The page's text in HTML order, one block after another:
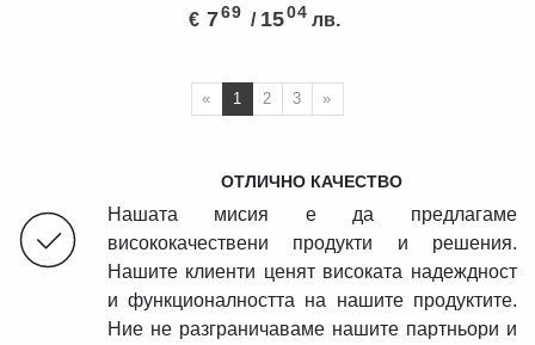
€ 769 / 1504 лв.
« ПРЕДИШНА СТЪПКА
1 2 3 »
ОТЛИЧНО КАЧЕСТВО
Нашата мисия е да предлагаме
висококачествени продукти и решения.
Нашите клиенти ценят високата надеждност
и функционалността на нашите продуктите.
Ние не разграничаваме нашите партньори и